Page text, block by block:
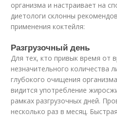
организма и настраивает на
диетологи склонны
применения коктейля:
Разгрузочный день
Для тех, кто привык время от
незначительного количества
глубокого очищения
видится употребление
рамках разгрузочных дней.
несколько раз в месяц.